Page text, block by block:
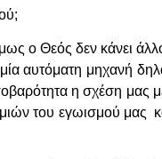
ο Θεός δεν κάνει
αυτόματη μηχανή
η σχέση μας
του εγωισμού μας